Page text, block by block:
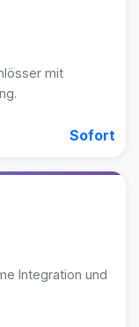
mit
Sofort
Integration und